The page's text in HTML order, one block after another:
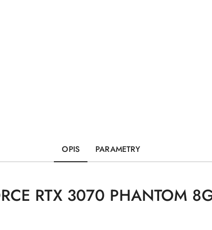
OPIS PARAMETRY
RTX 3070 PHANTOM